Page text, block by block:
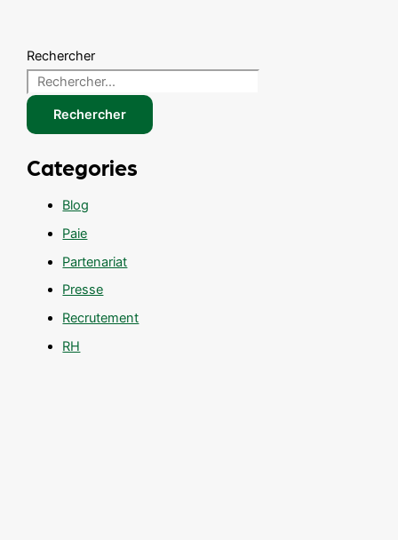
Rechercher
Rechercher
Categories
Blog
Paie
Partenariat
Presse
Recrutement
RH